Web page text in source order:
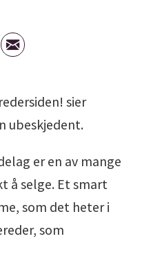
sier
ubeskjedent.
er en av mange
å selge. Et smart
som det heter i
som